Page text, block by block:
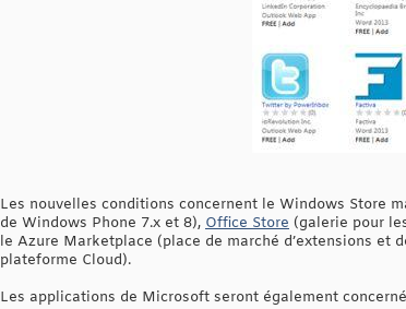
Les nouvelles conditions concernent le Windows Store
de Windows Phone 7.x et 8), Office Store (galerie pour
le Azure Marketplace (place de marché d’extensions et
plateforme Cloud).
Les applications de Microsoft seront également